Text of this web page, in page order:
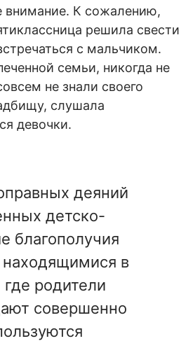
внимание. К сожалению,
решила свести
с мальчиком.
семьи, никогда не
не знали своего
слушала
девочки.
деяний
детско-
благополучия
в
родители
совершенно